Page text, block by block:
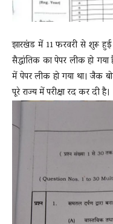
LIVE
झारखंड में 11 फरवरी से शुरू हुई
सैद्धांतिक का पेपर लीक हो गया
में पेपर लीक हो गया था। जैक
पूरे राज्य में परीक्षा रद कर दी है।